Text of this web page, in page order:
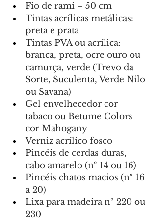
Fio de rami – 50 cm
Tintas acrílicas metálicas:
preta e prata
Tintas PVA ou acrílica:
branca, preta, ocre ouro ou
camurça, verde (Trevo da
Sorte, Suculenta, Verde Nilo
ou Savana)
Gel envelhecedor cor
tabaco ou Betume Colors
cor Mahogany
Verniz acrílico fosco
Pincéis de cerdas duras,
cabo amarelo (nº 14 ou 16)
Pincéis chatos macios (nº 16
a 20)
Lixa para madeira nº 220 ou
230